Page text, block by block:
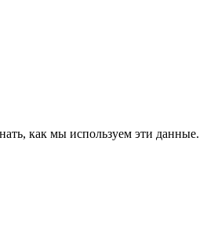
как мы используем эти данные.